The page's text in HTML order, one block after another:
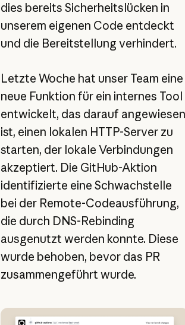
dies bereits Sicherheitslücken in
unserem eigenen Code entdeckt
und die Bereitstellung verhindert.
Letzte Woche hat unser Team eine
neue Funktion für ein internes Tool
entwickelt, das darauf angewiesen
ist, einen lokalen HTTP-Server zu
starten, der lokale Verbindungen
akzeptiert. Die GitHub-Aktion
identifizierte eine Schwachstelle
bei der Remote-Codeausführung,
die durch DNS-Rebinding
ausgenutzt werden konnte. Diese
wurde behoben, bevor das PR
zusammengeführt wurde.